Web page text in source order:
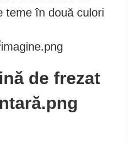
teme în două culori